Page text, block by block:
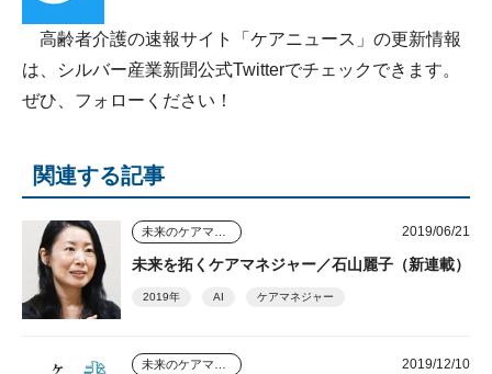
高齢者介護の速報サイト「ケアニュース」の更新情報
は、シルバー産業新聞公式Twitterでチェックできます。
ぜひ、フォローください！
関連する記事
2019/06/21
未来を拓くケアマネジャー／石山麗子（新連載）
2019年 AI ケアマネジャー
2019/12/10